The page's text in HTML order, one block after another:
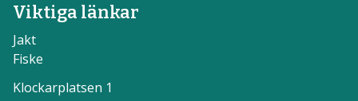
Viktiga länkar
Jakt
Fiske
Klockarplatsen 1